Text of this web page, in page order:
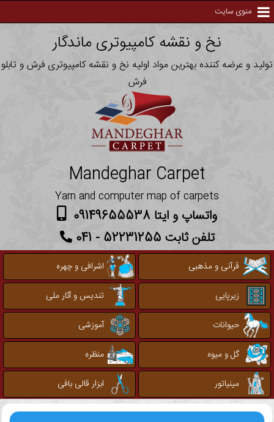
منوی سایت
نخ و نقشه کامپیوتری ماندگار
تولید و عرضه کننده بهترین مواد اولیه نخ و نقشه کامپیوتری فرش و تابلو
فرش
Mandeghar Carpet
Yarn and computer map of carpets
واتساپ و ایتا 09149655538
تلفن ثابت 52231255 - 041
قرآنی و مذهبی
اشرافی و چهره
زیرپایی
تندیس و آثار ملی
حیوانات
آموزشی
گل و میوه
منظره
مینیاتور
ابزار قالی بافی